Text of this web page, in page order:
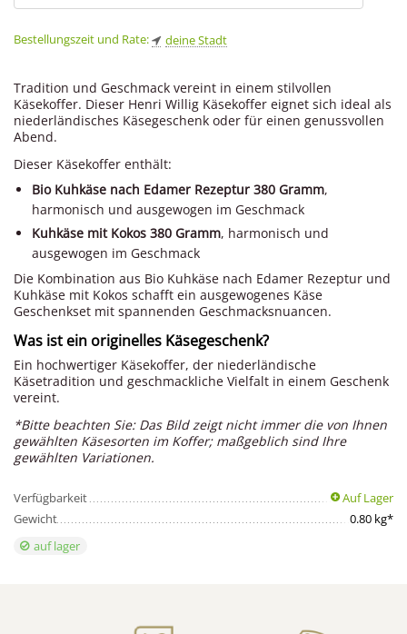
Bestellungszeit und Rate: deine Stadt
Tradition und Geschmack vereint in einem stilvollen
Käsekoffer. Dieser Henri Willig Käsekoffer eignet sich ideal als
niederländisches Käsegeschenk oder für einen genussvollen
Abend.
Dieser Käsekoffer enthält:
Bio Kuhkäse nach Edamer Rezeptur 380 Gramm,
harmonisch und ausgewogen im Geschmack
Kuhkäse mit Kokos 380 Gramm, harmonisch und
ausgewogen im Geschmack
Die Kombination aus Bio Kuhkäse nach Edamer Rezeptur und
Kuhkäse mit Kokos schafft ein ausgewogenes Käse
Geschenkset mit spannenden Geschmacksnuancen.
Was ist ein originelles Käsegeschenk?
Ein hochwertiger Käsekoffer, der niederländische
Käsetradition und geschmackliche Vielfalt in einem Geschenk
vereint.
*Bitte beachten Sie: Das Bild zeigt nicht immer die von Ihnen
gewählten Käsesorten im Koffer; maßgeblich sind Ihre
gewählten Variationen.
Verfügbarkeit
Auf Lager
Gewicht
0.80 kg*
auf lager